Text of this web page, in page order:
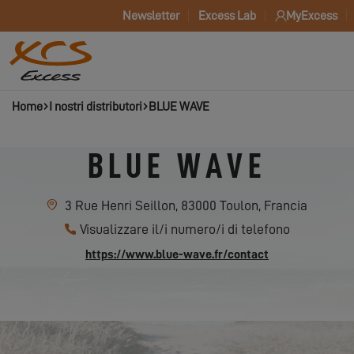
Newsletter Excess Lab MyExcess
Home I nostri distributori BLUE WAVE
BLUE WAVE
3 Rue Henri Seillon, 83000 Toulon, Francia
Visualizzare il/i numero/i di telefono
https://www.blue-wave.fr/contact
CONTACT BLUE WAVE